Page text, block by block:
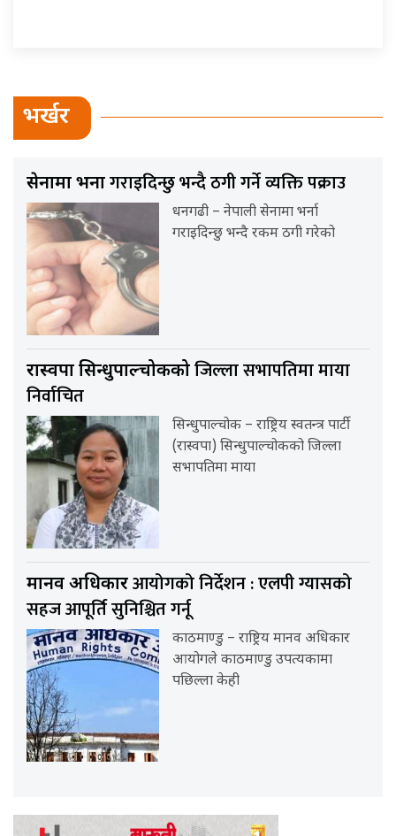
भर्खर
सेनामा भर्नागराइदिन्छु भन्दै ठगी गर्ने व्यक्ति पक्राउ
धनगढी – नेपाली सेनामा भर्ना
गराइदिन्छु भन्दै रकम ठगी गरेको
रास्वपा सिन्धुपाल्चोककोजिल्ला सभापतिमा माया
निर्वाचित
सिन्धुपाल्चोक – राष्ट्रिय स्वतन्त्र पार्टी
(रास्वपा) सिन्धुपाल्चोकको जिल्ला
सभापतिमा माया
मानव अधिकारआयोगको निर्देशन : एलपी ग्यासको
सहज आपूर्ति सुनिश्चित गर्नू
काठमाण्डु – राष्ट्रिय मानव अधिकार
आयोगले काठमाण्डु उपत्यकामा
पछिल्ला केही